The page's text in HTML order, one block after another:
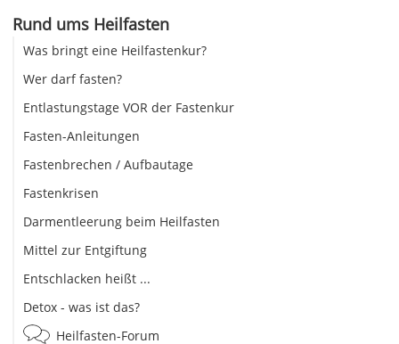
Rund ums Heilfasten
Was bringt eine Heilfastenkur?
Wer darf fasten?
Entlastungstage VOR der Fastenkur
Fasten-Anleitungen
Fastenbrechen / Aufbautage
Fastenkrisen
Darmentleerung beim Heilfasten
Mittel zur Entgiftung
Entschlacken heißt ...
Detox - was ist das?
Heilfasten-Forum